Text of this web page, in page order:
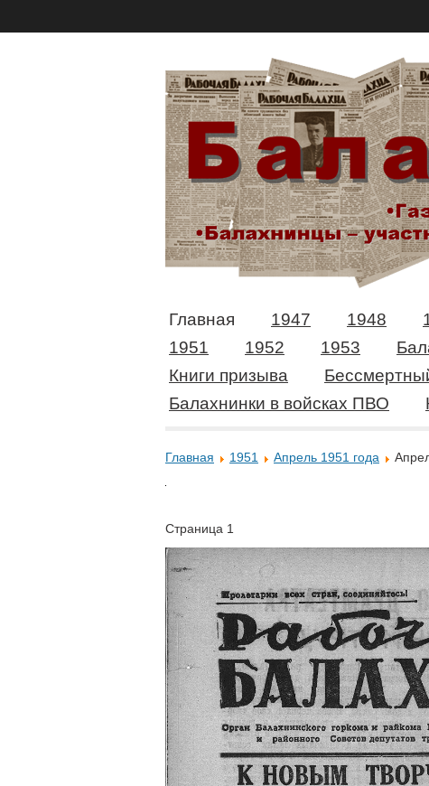
Главная 1947 1948
1951
1952 1953
Книги призыва
Балахнинки в войсках ПВО
Главная 1951 Апрель 1951 года
Страница 1